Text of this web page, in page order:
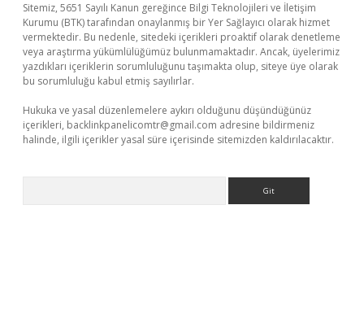
Sitemiz, 5651 Sayılı Kanun gereğince Bilgi Teknolojileri ve İletişim
Kurumu (BTK) tarafından onaylanmış bir Yer Sağlayıcı olarak hizmet
vermektedir. Bu nedenle, sitedeki içerikleri proaktif olarak denetleme
veya araştırma yükümlülüğümüz bulunmamaktadır. Ancak, üyelerimiz
yazdıkları içeriklerin sorumluluğunu taşımakta olup, siteye üye olarak
bu sorumluluğu kabul etmiş sayılırlar.
Hukuka ve yasal düzenlemelere aykırı olduğunu düşündüğünüz
içerikleri, backlinkpanelicomtr@gmail.com adresine bildirmeniz
halinde, ilgili içerikler yasal süre içerisinde sitemizden kaldırılacaktır.